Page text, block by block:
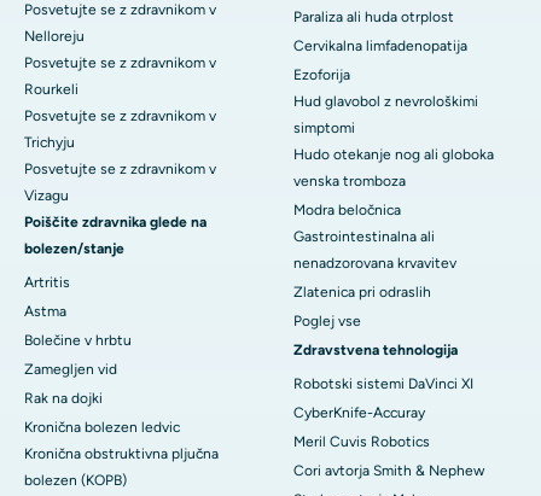
Posvetujte se z zdravnikom v
Nelloreju
Posvetujte se z zdravnikom v
Rourkeli
Posvetujte se z zdravnikom v
Trichyju
Posvetujte se z zdravnikom v
Vizagu
Poiščite zdravnika glede na
bolezen/stanje
Artritis
Astma
Bolečine v hrbtu
Zamegljen vid
Rak na dojki
Kronična bolezen ledvic
Kronična obstruktivna pljučna
bolezen (KOPB)
Paraliza ali huda otrplost
Cervikalna limfadenopatija
Ezoforija
Hud glavobol z nevrološkimi
simptomi
Hudo otekanje nog ali globoka
venska tromboza
Modra beločnica
Gastrointestinalna ali
nenadzorovana krvavitev
Zlatenica pri odraslih
Poglej vse
Zdravstvena tehnologija
Robotski sistemi DaVinci XI
CyberKnife-Accuray
Meril Cuvis Robotics
Cori avtorja Smith & Nephew